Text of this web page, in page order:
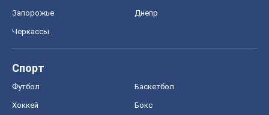
Запорожье Днепр
Черкассы
Спорт
Футбол Баскетбол
Хоккей Бокс